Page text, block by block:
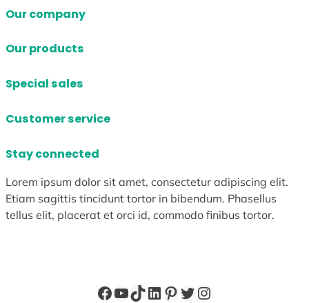
Our company
Our products
Special sales
Customer service
Stay connected
Lorem ipsum dolor sit amet, consectetur adipiscing elit.
Etiam sagittis tincidunt tortor in bibendum. Phasellus
tellus elit, placerat et orci id, commodo finibus tortor.
Facebook
YouTube
TikTok
LinkedIn
Pinterest
X Instagram